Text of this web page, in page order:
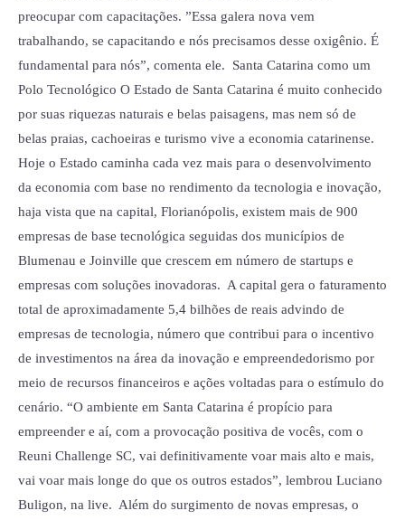
preocupar com capacitações. ”Essa galera nova vem
trabalhando, se capacitando e nós precisamos desse oxigênio. É
fundamental para nós”, comenta ele. Santa Catarina como um
Polo Tecnológico O Estado de Santa Catarina é muito conhecido
por suas riquezas naturais e belas paisagens, mas nem só de
belas praias, cachoeiras e turismo vive a economia catarinense.
Hoje o Estado caminha cada vez mais para o desenvolvimento
da economia com base no rendimento da tecnologia e inovação,
haja vista que na capital, Florianópolis, existem mais de 900
empresas de base tecnológica seguidas dos municípios de
Blumenau e Joinville que crescem em número de startups e
empresas com soluções inovadoras. A capital gera o faturamento
total de aproximadamente 5,4 bilhões de reais advindo de
empresas de tecnologia, número que contribui para o incentivo
de investimentos na área da inovação e empreendedorismo por
meio de recursos financeiros e ações voltadas para o estímulo do
cenário. “O ambiente em Santa Catarina é propício para
empreender e aí, com a provocação positiva de vocês, com o
Reuni Challenge SC, vai definitivamente voar mais alto e mais,
vai voar mais longe do que os outros estados”, lembrou Luciano
Buligon, na live. Além do surgimento de novas empresas, o